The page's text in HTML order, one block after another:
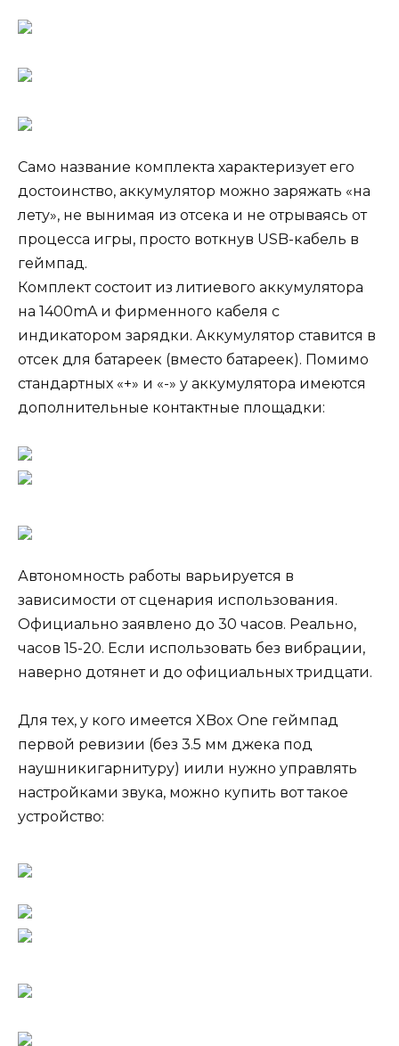
Само название комплекта характеризует его
достоинство, аккумулятор можно заряжать «на
лету», не вынимая из отсека и не отрываясь от
процесса игры, просто воткнув USB-кабель в
геймпад.
Комплект состоит из литиевого аккумулятора
на 1400mA и фирменного кабеля с
индикатором зарядки. Аккумулятор ставится в
отсек для батареек (вместо батареек). Помимо
стандартных «+» и «-» у аккумулятора имеются
дополнительные контактные площадки:
Автономность работы варьируется в
зависимости от сценария использования.
Официально заявлено до 30 часов. Реально,
часов 15-20. Если использовать без вибрации,
наверно дотянет и до официальных тридцати.
Для тех, у кого имеется XBox One геймпад
первой ревизии (без 3.5 мм джека под
наушникигарнитуру) иили нужно управлять
настройками звука, можно купить вот такое
устройство: